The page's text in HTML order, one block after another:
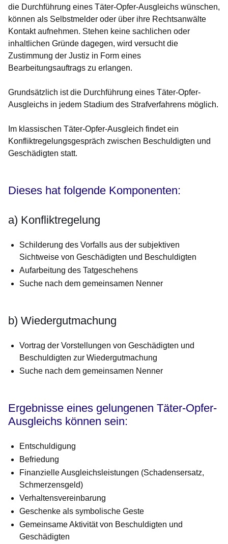
die Durchführung eines Täter-Opfer-Ausgleichs wünschen,
können als Selbstmelder oder über ihre Rechtsanwälte
Kontakt aufnehmen. Stehen keine sachlichen oder
inhaltlichen Gründe dagegen, wird versucht die
Zustimmung der Justiz in Form eines
Bearbeitungsauftrags zu erlangen.
Grundsätzlich ist die Durchführung eines Täter-Opfer-
Ausgleichs in jedem Stadium des Strafverfahrens möglich.
Im klassischen Täter-Opfer-Ausgleich findet ein
Konfliktregelungsgespräch zwischen Beschuldigten und
Geschädigten statt.
Dieses hat folgende Komponenten:
a) Konfliktregelung
Schilderung des Vorfalls aus der subjektiven
Sichtweise von Geschädigten und Beschuldigten
Aufarbeitung des Tatgeschehens
Suche nach dem gemeinsamen Nenner
b) Wiedergutmachung
Vortrag der Vorstellungen von Geschädigten und
Beschuldigten zur Wiedergutmachung
Suche nach dem gemeinsamen Nenner
Ergebnisse eines gelungenen Täter-Opfer-
Ausgleichs können sein:
Entschuldigung
Befriedung
Finanzielle Ausgleichsleistungen (Schadensersatz,
Schmerzensgeld)
Verhaltensvereinbarung
Geschenke als symbolische Geste
Gemeinsame Aktivität von Beschuldigten und
Geschädigten